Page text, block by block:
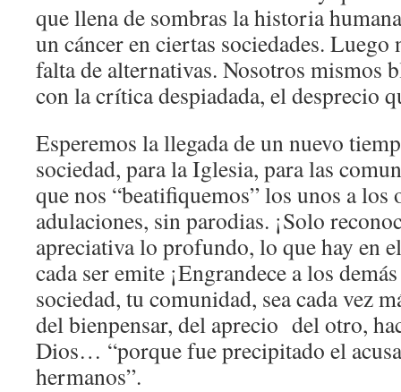
que llena de sombras la historia
un cáncer en ciertas sociedades. Luego
falta de alternativas. Nosotros mismos
con la crítica despiadada, el desprecio
Esperemos la llegada de un nuevo
sociedad, para la Iglesia, para las
que nos “beatifiquemos” los unos a los
adulaciones, sin parodias. ¡Solo
apreciativa lo profundo, lo que hay en
cada ser emite ¡Engrandece a los
sociedad, tu comunidad, sea cada vez
del bienpensar, del aprecio del otro,
Dios… “porque fue precipitado el
hermanos”.